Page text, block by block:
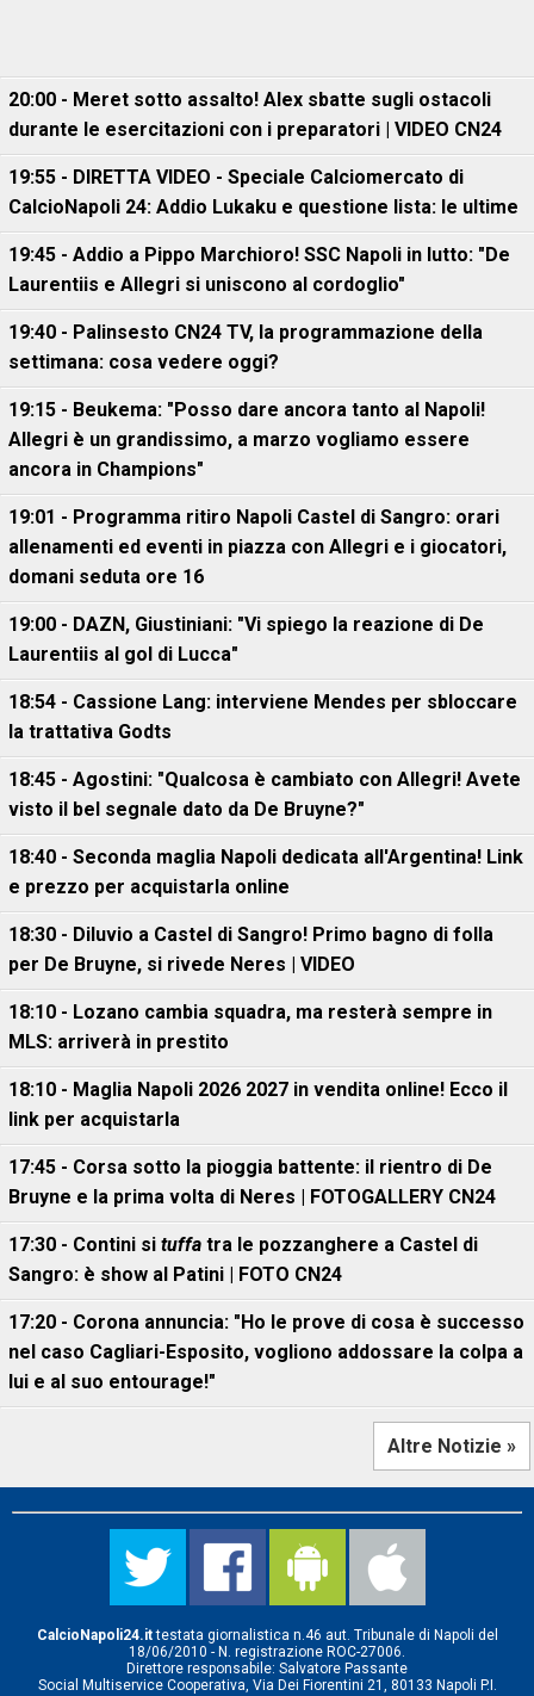
20:00 - Meret sotto assalto! Alex sbatte sugli ostacoli
durante le esercitazioni con i preparatori | VIDEO CN24
19:55 - DIRETTA VIDEO - Speciale Calciomercato di
CalcioNapoli 24: Addio Lukaku e questione lista: le ultime
19:45 - Addio a Pippo Marchioro! SSC Napoli in lutto: "De
Laurentiis e Allegri si uniscono al cordoglio"
19:40 - Palinsesto CN24 TV, la programmazione della
settimana: cosa vedere oggi?
19:15 - Beukema: "Posso dare ancora tanto al Napoli!
Allegri è un grandissimo, a marzo vogliamo essere
ancora in Champions"
19:01 - Programma ritiro Napoli Castel di Sangro: orari
allenamenti ed eventi in piazza con Allegri e i giocatori,
domani seduta ore 16
19:00 - DAZN, Giustiniani: "Vi spiego la reazione di De
Laurentiis al gol di Lucca"
18:54 - Cassione Lang: interviene Mendes per sbloccare
la trattativa Godts
18:45 - Agostini: "Qualcosa è cambiato con Allegri! Avete
visto il bel segnale dato da De Bruyne?"
18:40 - Seconda maglia Napoli dedicata all'Argentina! Link
e prezzo per acquistarla online
18:30 - Diluvio a Castel di Sangro! Primo bagno di folla
per De Bruyne, si rivede Neres | VIDEO
18:10 - Lozano cambia squadra, ma resterà sempre in
MLS: arriverà in prestito
18:10 - Maglia Napoli 2026 2027 in vendita online! Ecco il
link per acquistarla
17:45 - Corsa sotto la pioggia battente: il rientro di De
Bruyne e la prima volta di Neres | FOTOGALLERY CN24
17:30 - Contini si tuffa tra le pozzanghere a Castel di
Sangro: è show al Patini | FOTO CN24
17:20 - Corona annuncia: "Ho le prove di cosa è successo
nel caso Cagliari-Esposito, vogliono addossare la colpa a
lui e al suo entourage!"
Altre Notizie »
CalcioNapoli24.ittestata giornalistica n.46 aut. Tribunale di Napoli del
18/06/2010 - N. registrazione ROC-27006.
Direttore responsabile: Salvatore Passante
Social Multiservice Cooperativa, Via Dei Fiorentini 21, 80133 Napoli P.I.